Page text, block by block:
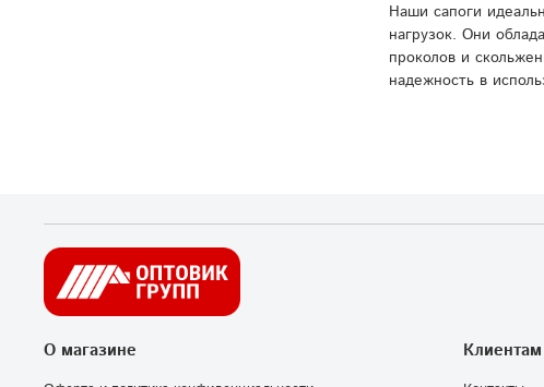
Наши сапоги
нагрузок. Они
проколов и
надежность в
О магазине Клиентам